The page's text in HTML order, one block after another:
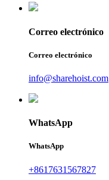
Correo electrónico
Correo electrónico
info@sharehoist.com
WhatsApp
WhatsApp
+8617631567827